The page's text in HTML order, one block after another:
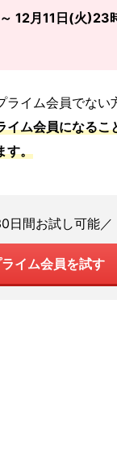
12月11日(火)23
ライム会員でない
イム会員になるこ
す。
日間お試し可能／
イム会員を試す